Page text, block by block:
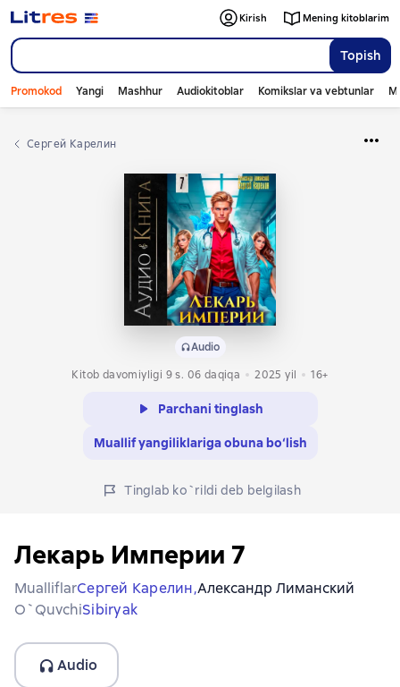
Topish
Kirish Mening kitoblarim
Promokod Yangi Mashhur Audiokitoblar Komikslar va vebtunlar
Сергей Карелин
Audio
Kitob davomiyligi 9 s. 06 daqiqa
2025 yil 16+
Parchani tinglash
Muallif yangiliklariga obuna bo‘lish
Tinglab ko`rildi deb belgilash
Лекарь Империи 7
MualliflarСергей Карелин,Александр Лиманский
O`quvchiSibiryak
Audio